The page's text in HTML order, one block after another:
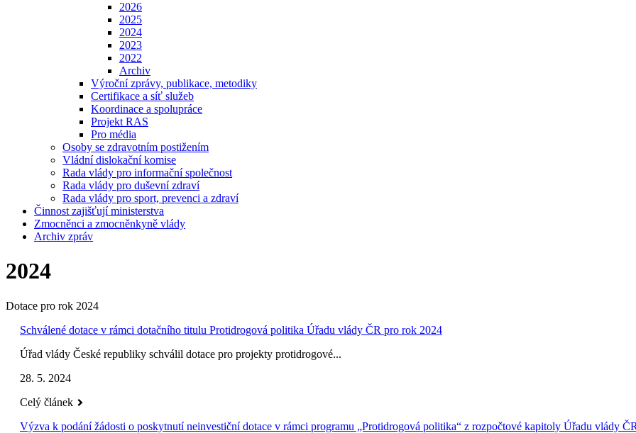
2026
2025
2024
2023
2022
Archiv
Výroční zprávy, publikace, metodiky
Certifikace a síť služeb
Koordinace a spolupráce
Projekt RAS
Pro média
Osoby se zdravotním postižením
Vládní dislokační komise
Rada vlády pro informační společnost
Rada vlády pro duševní zdraví
Rada vlády pro sport, prevenci a zdraví
Činnost zajišťují ministerstva
Zmocněnci a zmocněnkyně vlády
Archiv zpráv
2024
Dotace pro rok 2024
Schválené dotace v rámci dotačního titulu Protidrogová politika Úřadu vlády ČR pro rok 2024
Úřad vlády České republiky schválil dotace pro projekty protidrogové...
28. 5. 2024
Celý článek
Výzva k podání žádosti o poskytnutí neinvestiční dotace v rámci programu „Protidrogová politika“ z rozpočtové kapitoly Úřadu vlády